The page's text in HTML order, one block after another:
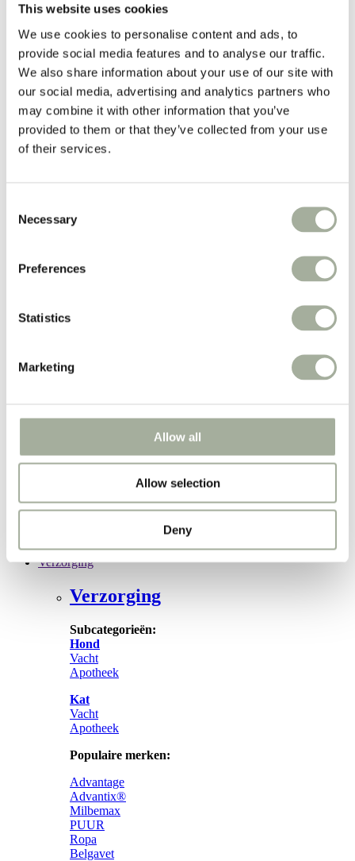
This website uses cookies
We use cookies to personalise content and ads, to
provide social media features and to analyse our traffic.
We also share information about your use of our site with
our social media, advertising and analytics partners who
may combine it with other information that you’ve
provided to them or that they’ve collected from your use
of their services.
Selection
Necessary
Preferences
Statistics
Marketing
Allow all
Allow selection
Deny
Overige
Populaire merken:
Wolf Wellness
Natura Wild
Carnis
Denkadog
Natyka
Iedere week
Weekacties!
Kat
Subcategorieën:
Overige
Iedere week
Verzorging
Verzorging
Subcategorieën:
Hond
Vacht
Apotheek
Kat
Vacht
Apotheek
Populaire merken:
Advantage
Advantix®
Milbemax
PUUR
Ropa
Belgavet